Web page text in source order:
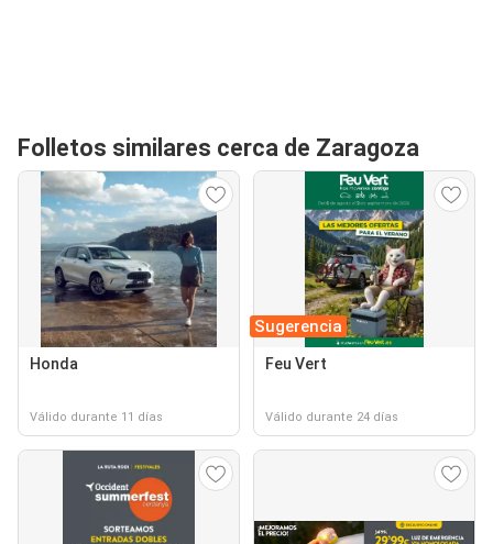
Folletos similares cerca de Zaragoza
Honda
Válido durante 11 días
Sugerencia
Feu Vert
Válido durante 24 días